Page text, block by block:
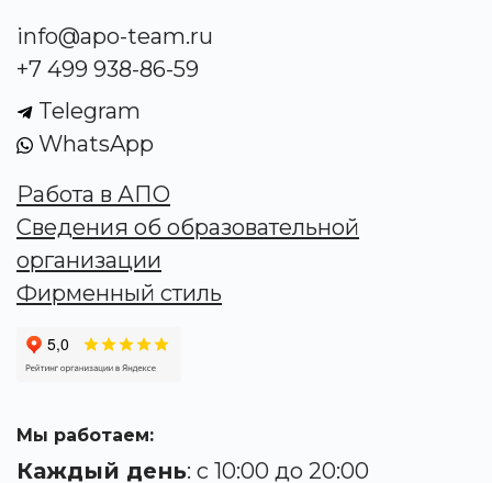
info@apo-team.ru
+7 499 938-86-59
Telegram
WhatsApp
Работа в АПО
Сведения об образовательной
организации
Фирменный стиль
Мы работаем:
Каждый день: с 10:00 до 20:00